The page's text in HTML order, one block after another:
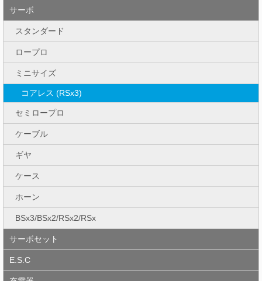
サーボ
スタンダード
ロープロ
ミニサイズ
コアレス (RSx3)
セミロープロ
ケーブル
ギヤ
ケース
ホーン
BSx3/BSx2/RSx2/RSx
サーボセット
E.S.C